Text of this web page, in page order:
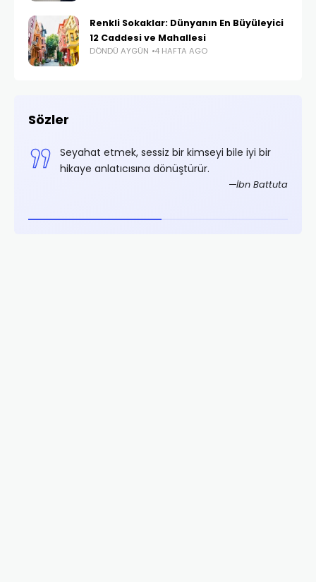
Renkli Sokaklar: Dünyanın En Büyüleyici
12 Caddesi ve Mahallesi
DÖNDÜ AYGÜN 4 HAFTA AGO
Sözler
Seyahat etmek, sessiz bir kimseyi bile iyi bir
hikaye anlatıcısına dönüştürür.
İbn Battuta